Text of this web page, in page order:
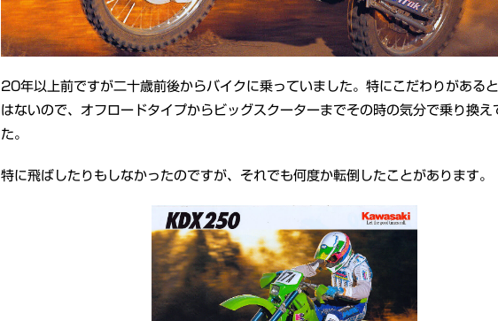
20年以上前ですが二十歳前後からバイクに乗っていました。特にこだわりがある
はないので、オフロードタイプからビッグスクーターまでその時の気分で乗り換え
た。
特に飛ばしたりもしなかったのですが、それでも何度か転倒したことがあります。